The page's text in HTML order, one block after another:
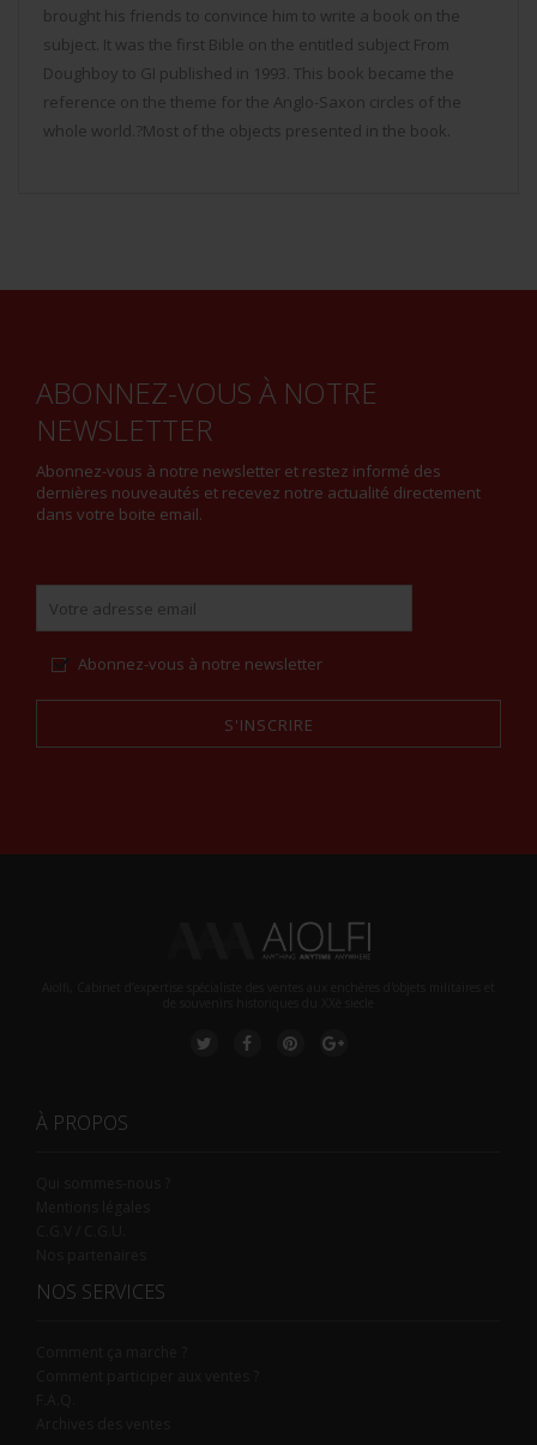
brought his friends to convince him to write a book on the
subject. It was the first Bible on the entitled subject From
Doughboy to GI published in 1993. This book became the
reference on the theme for the Anglo-Saxon circles of the
whole world.?Most of the objects presented in the book.
ABONNEZ-VOUS À NOTRE
NEWSLETTER
Abonnez-vous à notre newsletter et restez informé des
dernières nouveautés et recevez notre actualité directement
dans votre boite email.
Abonnez-vous à notre newsletter
S'INSCRIRE
À PROPOS
NOS SERVICES